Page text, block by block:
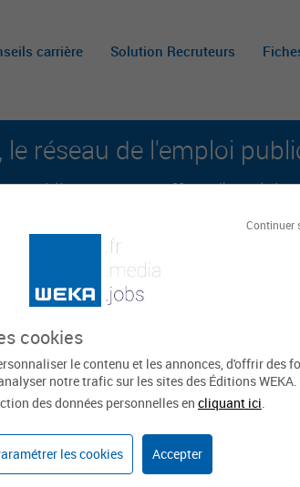
Continuer
cookies
le contenu et les annonces, d'offrir des
notre trafic sur les sites des Éditions WEKA.
des données personnelles en cliquant ici
les cookies Accepter
carrière Solution Recruteurs
le réseau de l'emploi
publiques et aux offres d'emploi
2
Agents sur weka.jobs